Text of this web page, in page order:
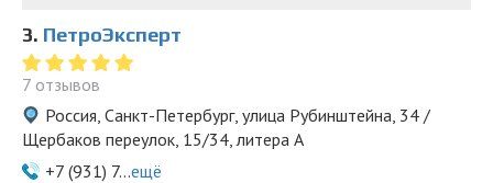
3. ПетроЭксперт
7 отзывов
Россия, Санкт-Петербург, улица Рубинштейна, 34 /
Щербаков переулок, 15/34, литера А
+7 (931) 7...ещё